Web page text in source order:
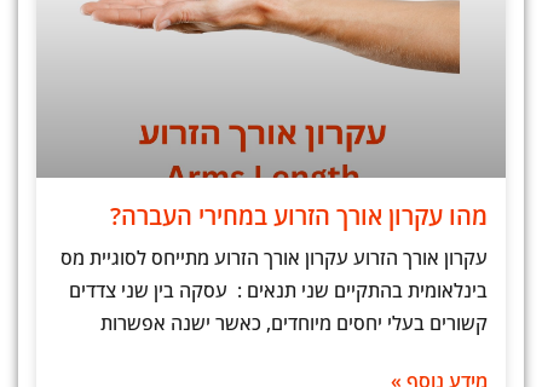
מהו עקרון אורך הזרוע במחירי העברה?
עקרון אורך הזרוע עקרון אורך הזרוע מתייחס לסוגיית מס
בינלאומית בהתקיים שני תנאים : עסקה בין שני צדדים
קשורים בעלי יחסים מיוחדים, כאשר ישנה אפשרות
מידע נוסף »